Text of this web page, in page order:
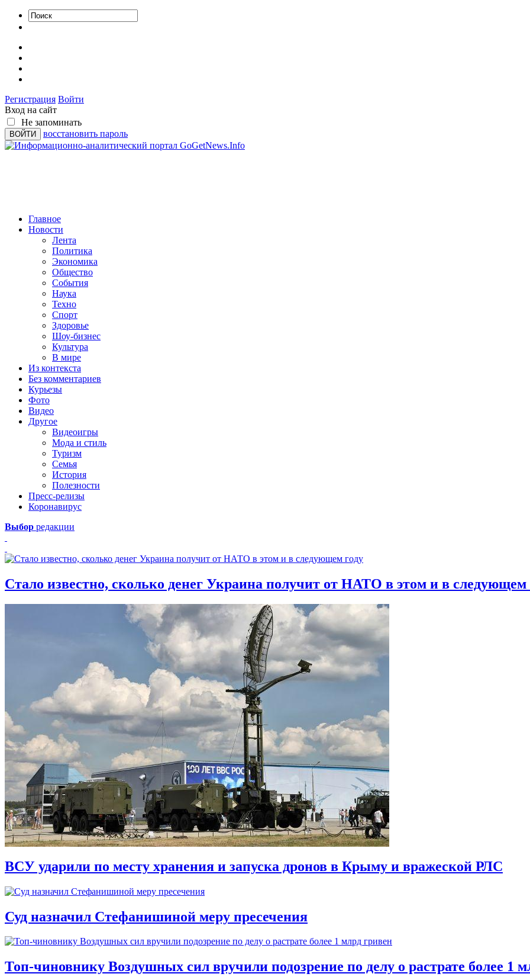
Регистрация Войти
Вход на сайт
Не запоминать
восстановить пароль
Главное
Новости
Лента
Политика
Экономика
Общество
События
Наука
Техно
Спорт
Здоровье
Шоу-бизнес
Культура
В мире
Из контекста
Без комментариев
Курьезы
Фото
Видео
Другое
Видеоигры
Мода и стиль
Туризм
Семья
История
Полезности
Пресс-релизы
Коронавирус
Выбор редакции
Стало известно, сколько денег Украина получит от НАТО в этом и в следующем
ВСУ ударили по месту хранения и запуска дронов в Крыму и вражеской РЛС
Суд назначил Стефанишиной меру пресечения
Топ-чиновнику Воздушных сил вручили подозрение по делу о растрате более 1